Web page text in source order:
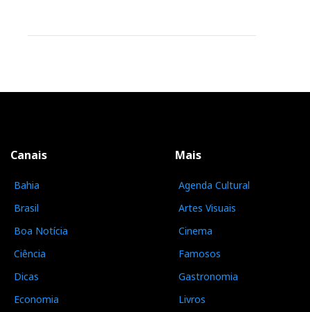
Canais
Bahia
Brasil
Boa Notícia
Ciência
Dicas
Economia
Mais
Agenda Cultural
Artes Visuais
Cinema
Famosos
Gastronomia
Livros